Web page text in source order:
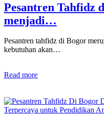
Pesantren Tahfidz
menjadi…
Pesantren tahfidz di Bogor
kebutuhan akan…
Read more